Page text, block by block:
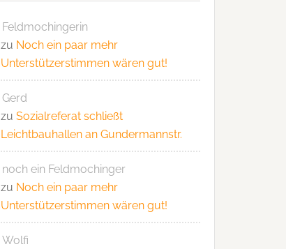
Feldmochingerin
zu Noch ein paar mehr
Unterstützerstimmen wären gut!
Gerd
zu Sozialreferat schließt
Leichtbauhallen an Gundermannstr.
noch ein Feldmochinger
zu Noch ein paar mehr
Unterstützerstimmen wären gut!
Wolfi